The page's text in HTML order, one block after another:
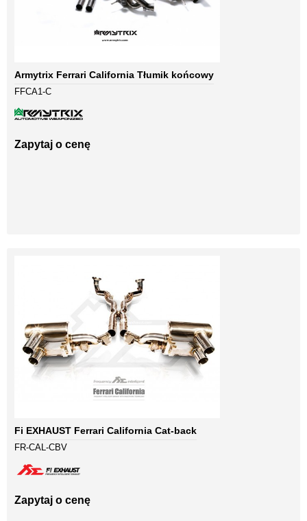
Armytrix Ferrari California Tłumik końcowy
FFCA1-C
Zapytaj o cenę
Fi EXHAUST Ferrari California Cat-back
FR-CAL-CBV
Zapytaj o cenę